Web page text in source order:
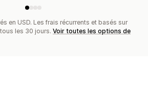
en USD. Les frais récurrents et basés sur
les 30 jours. Voir toutes les options de